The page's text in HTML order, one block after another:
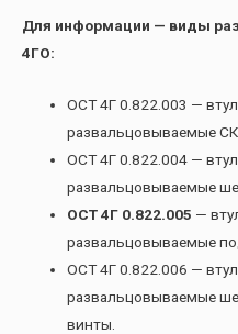
Для информации — виды
4ГО:
ОСТ 4Г 0.822.003 —
развальцовываемые
ОСТ 4Г 0.822.004 —
развальцовываемые
ОСТ 4Г 0.822.005 —
развальцовываемые
ОСТ 4Г 0.822.006 —
развальцовываемые
винты.